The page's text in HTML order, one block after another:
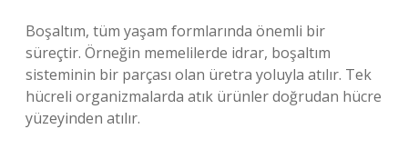
Boşaltım, tüm yaşam formlarında önemli bir
süreçtir. Örneğin memelilerde idrar, boşaltım
sisteminin bir parçası olan üretra yoluyla atılır. Tek
hücreli organizmalarda atık ürünler doğrudan hücre
yüzeyinden atılır.